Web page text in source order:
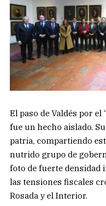
El paso de Valdés por el
fue un hecho aislado.
patria, compartiendo
nutrido grupo de
foto de fuerte densidad
las tensiones fiscales
Rosada y el Interior.